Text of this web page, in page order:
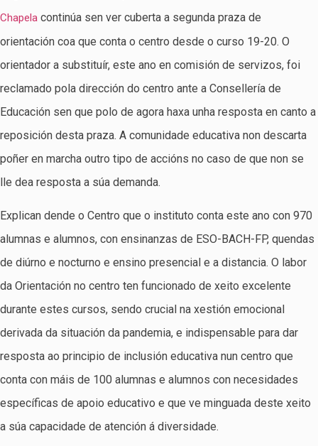
Chapela continúa sen ver cuberta a segunda praza de
orientación coa que conta o centro desde o curso 19-20. O
orientador a substituír, este ano en comisión de servizos, foi
reclamado pola dirección do centro ante a Consellería de
Educación sen que polo de agora haxa unha resposta en canto a
reposición desta praza. A comunidade educativa non descarta
poñer en marcha outro tipo de accións no caso de que non se
lle dea resposta a súa demanda.
Explican dende o Centro que o instituto conta este ano con 970
alumnas e alumnos, con ensinanzas de ESO-BACH-FP, quendas
de diúrno e nocturno e ensino presencial e a distancia. O labor
da Orientación no centro ten funcionado de xeito excelente
durante estes cursos, sendo crucial na xestión emocional
derivada da situación da pandemia, e indispensable para dar
resposta ao principio de inclusión educativa nun centro que
conta con máis de 100 alumnas e alumnos con necesidades
específicas de apoio educativo e que ve minguada deste xeito
a súa capacidade de atención á diversidade.